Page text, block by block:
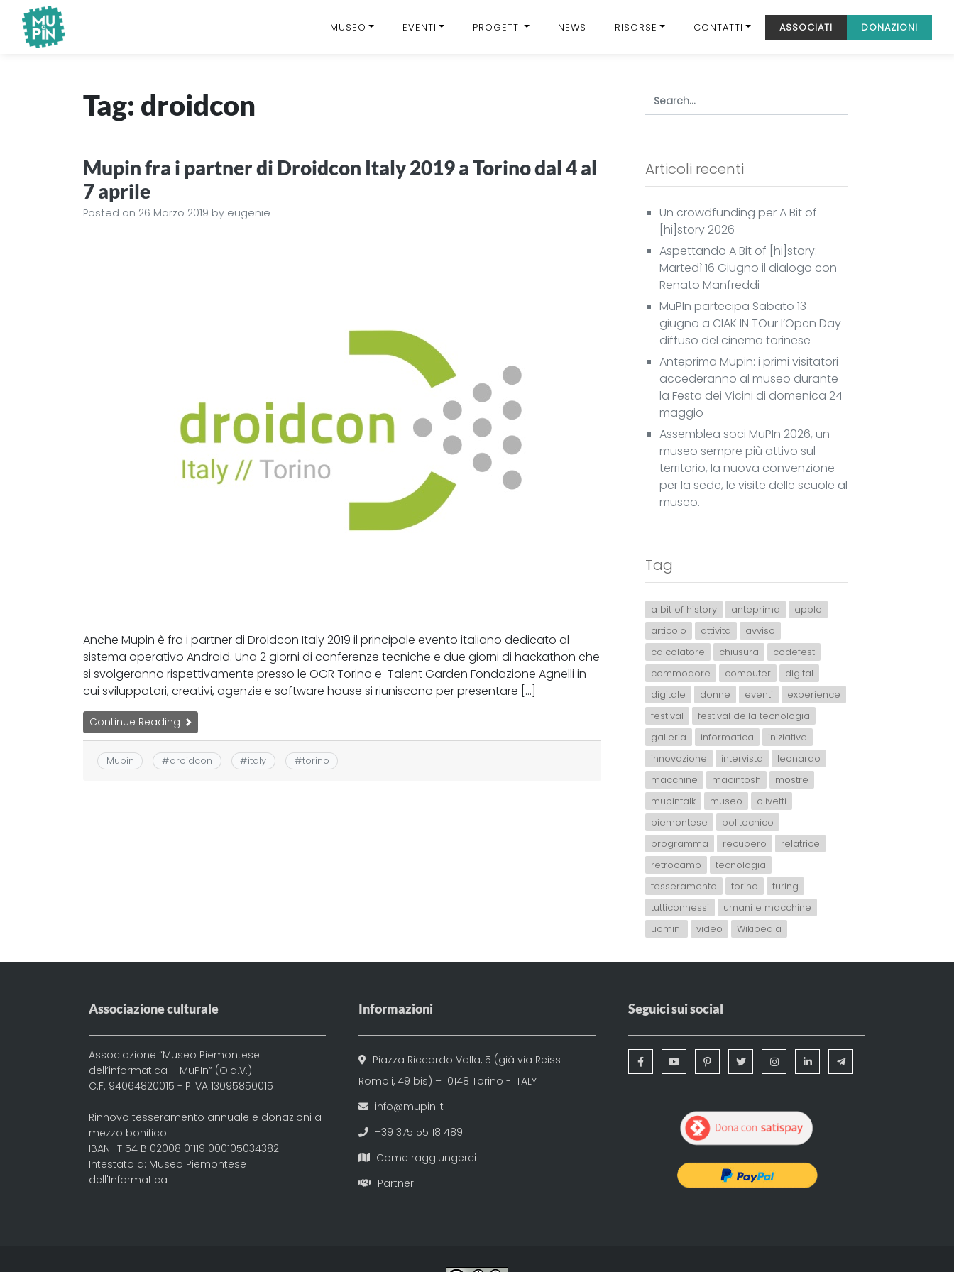
MUSEO EVENTI PROGETTI NEWS RISORSE CONTATTI ASSOCIATI DONAZIONI
Tag: droidcon
Mupin fra i partner di Droidcon Italy 2019 a Torino dal 4 al
7 aprile
Posted on 26 Marzo 2019 by eugenie
Anche Mupin è fra i partner di Droidcon Italy 2019 il principale evento italiano dedicato al
sistema operativo Android. Una 2 giorni di conferenze tecniche e due giorni di hackathon che
si svolgeranno rispettivamente presso le OGR Torino e Talent Garden Fondazione Agnelli in
cui sviluppatori, creativi, agenzie e software house si riuniscono per presentare […]
Continue Reading
Mupin #droidcon #italy #torino
Articoli recenti
Un crowdfunding per A Bit of
[hi]story 2026
Aspettando A Bit of [hi]story:
Martedì 16 Giugno il dialogo con
Renato Manfreddi
MuPIn partecipa Sabato 13
giugno a CIAK IN TOur l’Open Day
diffuso del cinema torinese
Anteprima Mupin: i primi visitatori
accederanno al museo durante
la Festa dei Vicini di domenica 24
maggio
Assemblea soci MuPIn 2026, un
museo sempre più attivo sul
territorio, la nuova convenzione
per la sede, le visite delle scuole al
museo.
Tag
a bit of history anteprima
apple
articolo
attivita
avviso
calcolatore
chiusura
codefest
commodore
computer
digital
digitale
donne eventi
experience
festival
festival della tecnologia
galleria
informatica
iniziative
innovazione
intervista
leonardo
macchine
macintosh
mostre
mupintalk
museo
olivetti
piemontese
politecnico
programma
recupero
relatrice
retrocamp
tecnologia
tesseramento
torino
turing
tutticonnessi
umani e macchine
uomini
video Wikipedia
Associazione culturale
Associazione “Museo Piemontese
dell’informatica – MuPIn” (O.d.V.)
C.F. 94064820015 - P.IVA 13095850015
Rinnovo tesseramento annuale e donazioni a
mezzo bonifico:
IBAN: IT 54 B 02008 01119 000105034382
Intestato a: Museo Piemontese
dell'Informatica
Informazioni
Piazza Riccardo Valla, 5 (già via Reiss
Romoli, 49 bis) – 10148 Torino - ITALY
info@mupin.it
+39 375 55 18 489
Come raggiungerci
Partner
Seguici sui social